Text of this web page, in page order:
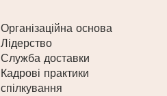
Організаційна основа
Лідерство
Служба доставки
Кадрові практики
спілкування